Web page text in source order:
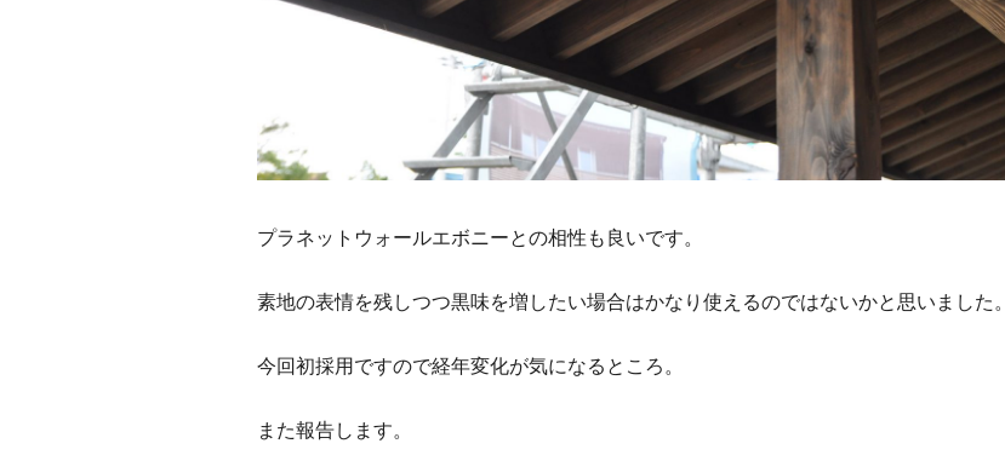
プラネットウォールエボニーとの相性も良いです。
素地の表情を残しつつ黒味を増したい場合はかなり使えるのではないかと思いました。
今回初採用ですので経年変化が気になるところ。
また報告します。